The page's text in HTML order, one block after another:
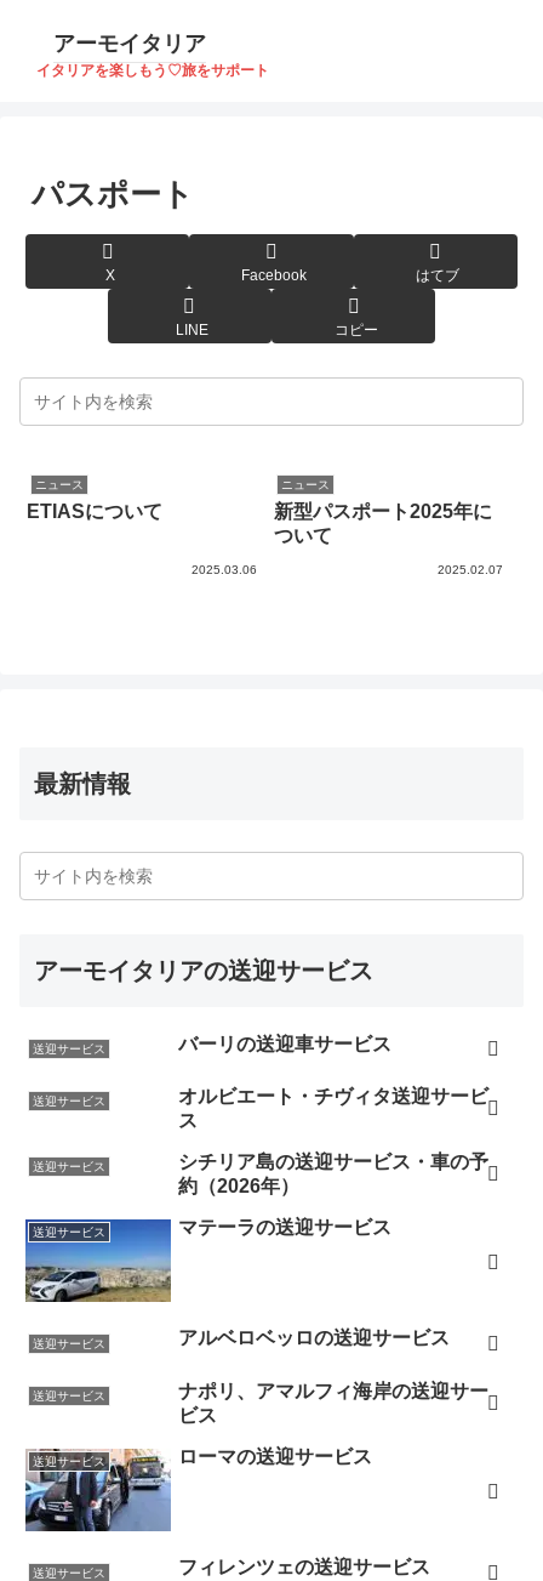
アーモイタリア
イタリアを楽しもう♡旅をサポート
パスポート
X Facebook はてブ
LINE コピー
ニュース
ETIASについて
2025.03.06
ニュース
新型パスポート2025年に
ついて
2025.02.07
最新情報
アーモイタリアの送迎サービス
送迎サービス バーリの送迎車サービス
送迎サービス
オルビエート・チヴィタ送迎サービ
ス
送迎サービス
シチリア島の送迎サービス・車の予
約（2026年）
送迎サービス マテーラの送迎サービス
送迎サービス アルベロベッロの送迎サービス
送迎サービス
ナポリ、アマルフィ海岸の送迎サー
ビス
送迎サービス ローマの送迎サービス
送迎サービス フィレンツェの送迎サービス